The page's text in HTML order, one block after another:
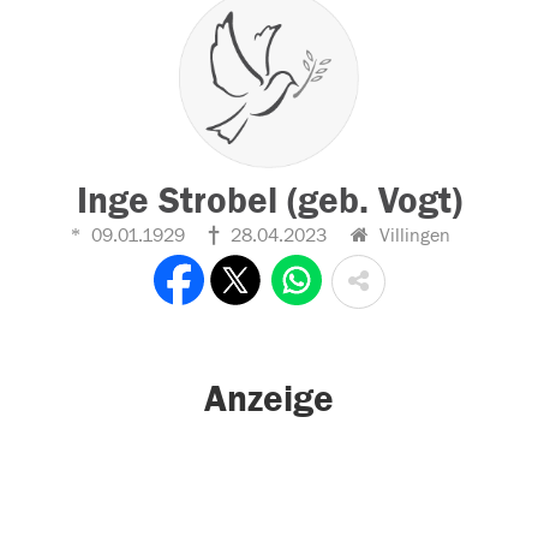
Inge Strobel (geb. Vogt)
09.01.1929 28.04.2023 Villingen
Anzeige